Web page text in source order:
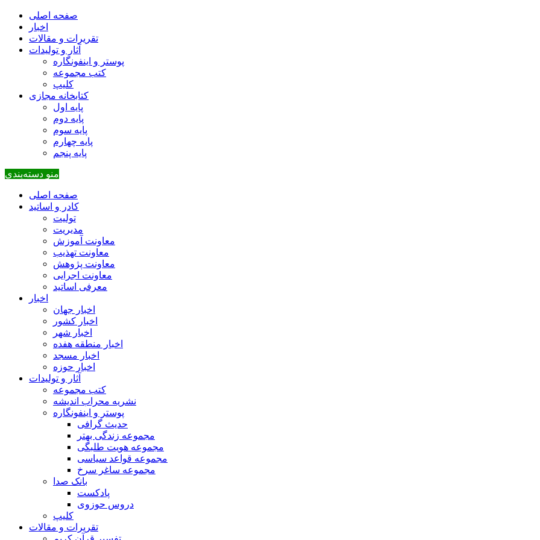
صفحه اصلی
اخبار
تقریرات و مقالات
آثار و تولیدات
پوستر و اینفونگاره
کتب مجموعه
کلیپ
کتابخانه مجازی
پایه اول
پایه دوم
پایه سوم
پایه چهارم
پایه پنجم
منو دسته‌بندی
صفحه اصلی
کادر و اساتید
تولیت
مدیریت
معاونت آموزش
معاونت تهذیب
معاونت پژوهش
معاونت اجرایی
معرفی اساتید
اخبار
اخبار جهان
اخبار کشور
اخبار شهر
اخبار منطقه هفده
اخبار مسجد
اخبار حوزه
آثار و تولیدات
کتب مجموعه
نشریه محراب اندیشه
پوستر و اینفونگاره
حدیث گرافی
مجموعه زندگی بهتر
مجموعه هویت طلبگی
مجموعه قواعد سیاسی
مجموعه ساغر سرخ
بانک صدا
پادکست
دروس حوزوی
کلیپ
تقریرات و مقالات